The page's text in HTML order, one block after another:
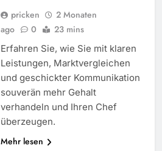
pricken
2 Monaten
ago
0 23 mins
Erfahren Sie, wie Sie mit klaren
Leistungen, Marktvergleichen
und geschickter Kommunikation
souverän mehr Gehalt
verhandeln und Ihren Chef
überzeugen.
Mehr lesen
Accessoire-Guide: Mit diesen
Details werten Sie jedes